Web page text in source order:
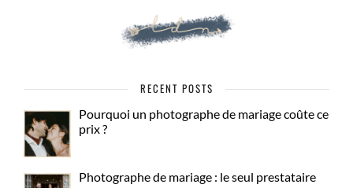
RECENT POSTS
Pourquoi un photographe de mariage coûte ce
prix ?
Photographe de mariage : le seul prestataire